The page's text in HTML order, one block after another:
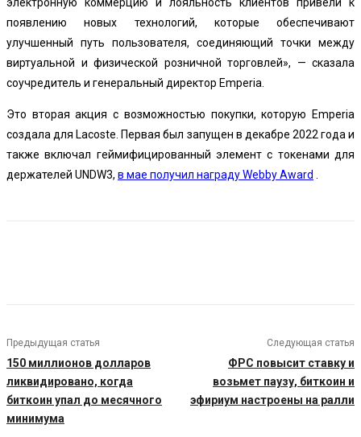
появлению новых технологий, которые обеспечивают
улучшенный путь пользователя, соединяющий точки между
виртуальной и физической розничной торговлей», — сказала
соучредитель и генеральный директор Emperia.
Это вторая акция с возможностью покупки, которую Emperia
создала для Lacoste. Первая был запущен в декабре 2022 года и
также включал геймифицированный элемент с токенами для
держателей UNDW3, в мае получил награду Webby Award
Предыдущая статья
150 миллионов долларов
ликвидировано, когда
биткоин упал до месячного
минимума
Следующая статья
ФРС повысит ставку и
возьмет паузу, биткоин и
эфириум настроены на ралли